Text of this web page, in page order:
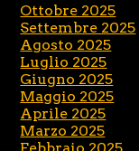
Ottobre 2025
Settembre 2025
Agosto 2025
Luglio 2025
Giugno 2025
Maggio 2025
Aprile 2025
Marzo 2025